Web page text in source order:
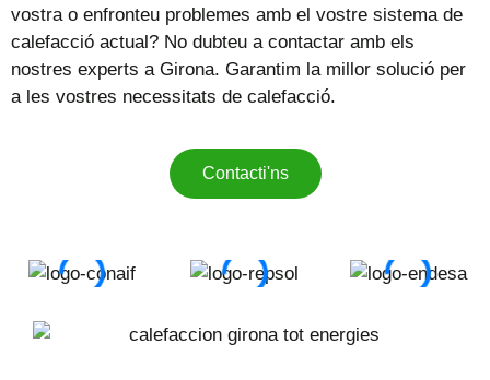
vostra o enfronteu problemes amb el vostre sistema de
calefacció actual? No dubteu a contactar amb els
nostres experts a Girona. Garantim la millor solució per
a les vostres necessitats de calefacció.
Contacti'ns